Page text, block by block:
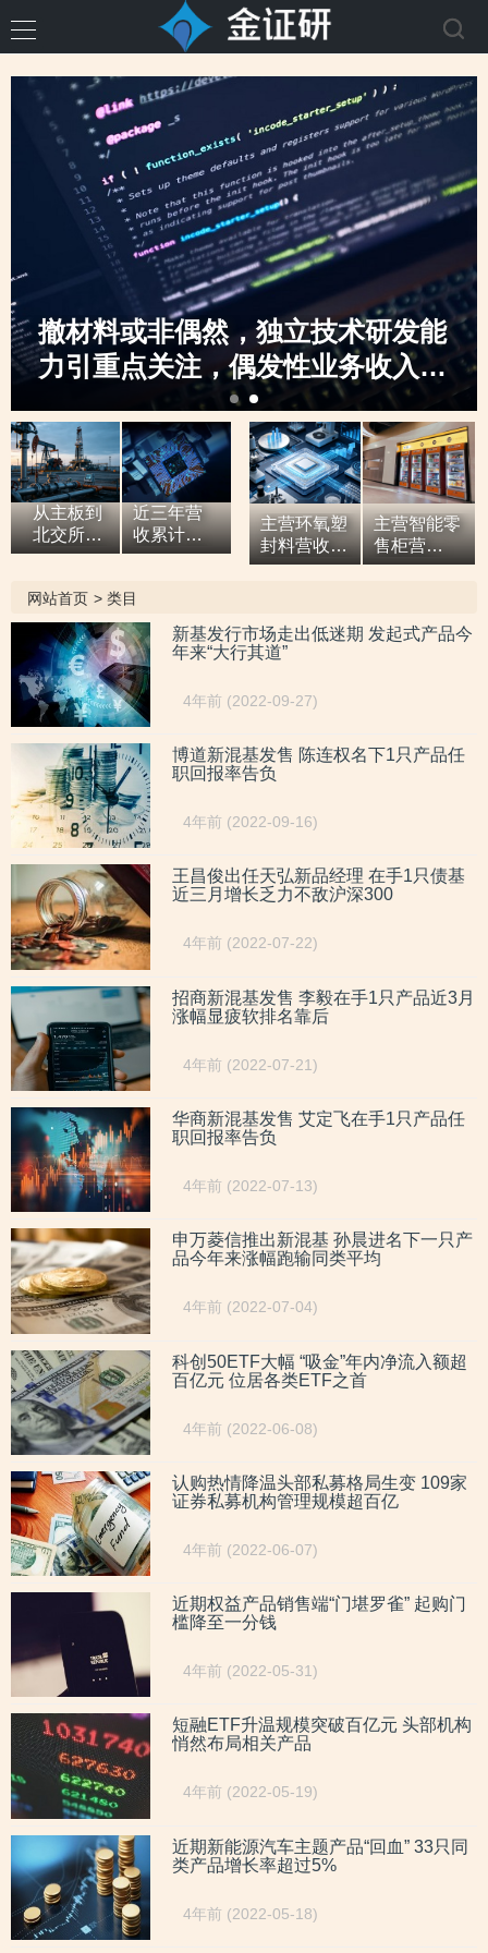
撤材料或非偶然，独立技术研发能
力引重点关注，偶发性业务收入骤
升，创业板定位之监管“不动摇”
从主板到
北交所，7
亿元营收
服务商两
次撤单，
募投项目
必要性与
核心技术
竞争力
遭“拷问”
近三年营
收累计超9
亿元，拓
场背后外
销收入合
计六百余
万元，辅
导期间参
与高校牵
头的重点
研发项
目，大客
户股东或
与该高校
人员“同名”
主营环氧塑
封料营收逐
年增高，应
同行，辅导
期内或向关
击”置出资
主营智能零
售柜营
收“两连
低，自称AI
网站首页 > 类目
新基发行市场走出低迷期 发起式产品今
年来“大行其道”
4年前 (2022-09-27)
博道新混基发售 陈连权名下1只产品任
职回报率告负
4年前 (2022-09-16)
王昌俊出任天弘新品经理 在手1只债基
近三月增长乏力不敌沪深300
4年前 (2022-07-22)
招商新混基发售 李毅在手1只产品近3月
涨幅显疲软排名靠后
4年前 (2022-07-21)
华商新混基发售 艾定飞在手1只产品任
职回报率告负
4年前 (2022-07-13)
申万菱信推出新混基 孙晨进名下一只产
品今年来涨幅跑输同类平均
4年前 (2022-07-04)
科创50ETF大幅 “吸金”年内净流入额超
百亿元 位居各类ETF之首
4年前 (2022-06-08)
认购热情降温头部私募格局生变 109家
证券私募机构管理规模超百亿
4年前 (2022-06-07)
近期权益产品销售端“门堪罗雀” 起购门
槛降至一分钱
4年前 (2022-05-31)
短融ETF升温规模突破百亿元 头部机构
悄然布局相关产品
4年前 (2022-05-19)
近期新能源汽车主题产品“回血” 33只同
类产品增长率超过5%
4年前 (2022-05-18)